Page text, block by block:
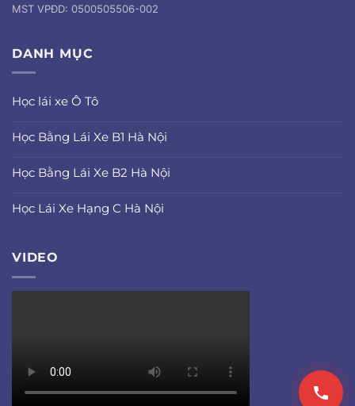
MST VPĐD: 0500505506-002
DANH MỤC
Học lái xe Ô Tô
Học Bằng Lái Xe B1 Hà Nội
Học Bằng Lái Xe B2 Hà Nội
Học Lái Xe Hạng C Hà Nội
VIDEO